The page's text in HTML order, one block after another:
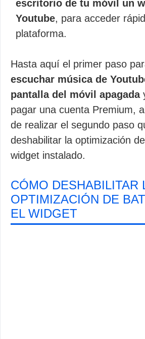
escritorio de tu móvil un
Youtube, para acceder
plataforma.
Hasta aquí el primer paso
escuchar música de
pantalla del móvil apagada
pagar una cuenta Premium,
de realizar el segundo paso
deshabilitar la optimización
widget instalado.
CÓMO DESHABILITAR
OPTIMIZACIÓN DE
EL WIDGET